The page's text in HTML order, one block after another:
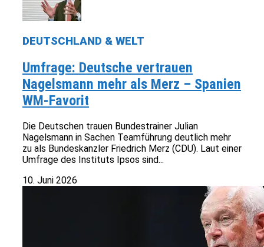
DEUTSCHLAND & WELT
Umfrage: Deutsche vertrauen
Nagelsmann mehr als Merz – Spanien
WM-Favorit
Die Deutschen trauen Bundestrainer Julian
Nagelsmann in Sachen Teamführung deutlich mehr
zu als Bundeskanzler Friedrich Merz (CDU). Laut einer
Umfrage des Instituts Ipsos sind...
10. Juni 2026